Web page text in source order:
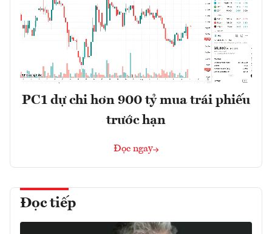
PC1 dự chi hơn 900 tỷ mua trái phiếu
trước hạn
Đọc ngay
Đọc tiếp